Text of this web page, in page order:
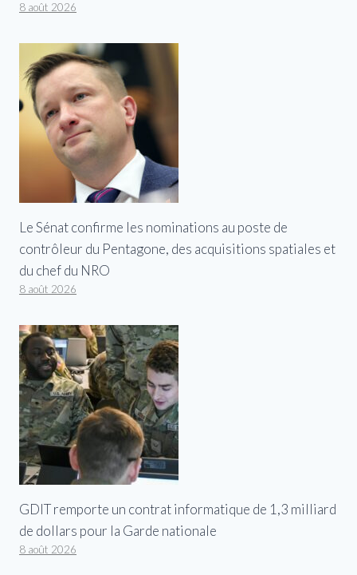
8 août 2026
Le Sénat confirme les nominations au poste de
contrôleur du Pentagone, des acquisitions spatiales et
du chef du NRO
8 août 2026
GDIT remporte un contrat informatique de 1,3 milliard
de dollars pour la Garde nationale
8 août 2026